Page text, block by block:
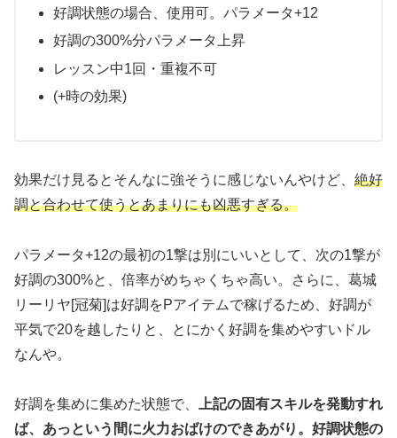
好調状態の場合、使用可。パラメータ+12
好調の300%分パラメータ上昇
レッスン中1回・重複不可
(+時の効果)
効果だけ見るとそんなに強そうに感じないんやけど、 絶好
調と合わせて使うとあまりにも凶悪すぎる。
パラメータ+12の最初の1撃は別にいいとして、次の1撃が
好調の300%と、倍率がめちゃくちゃ高い。さらに、葛城
リーリヤ[冠菊]は好調をPアイテムで稼げるため、好調が
平気で20を越したりと、とにかく好調を集めやすいドル
なんや。
好調を集めに集めた状態で、 上記の固有スキルを発動すれ
ば、あっという間に火力おばけのできあがり。好調状態の